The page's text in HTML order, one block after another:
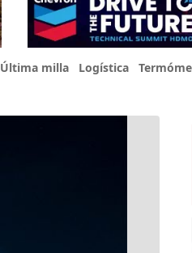
Última milla Logística